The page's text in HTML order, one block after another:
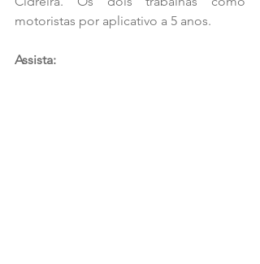
motoristas por aplicativo a 5 anos.
Assista: